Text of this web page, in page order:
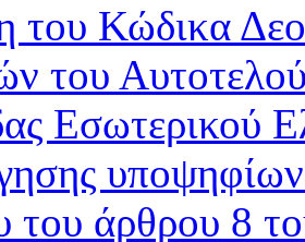
του Κώδικα
του
Εσωτερικού
του άρθρου 8